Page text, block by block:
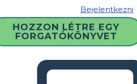
Bejelentkezni
HOZZON LÉTRE EGY
FORGATÓKÖNYVET